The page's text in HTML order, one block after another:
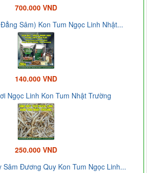
700.000 VND
Sâm) Kon Tum Ngọc Linh Nhật...
140.000 VND
Ngọc Linh Kon Tum Nhật Trường
250.000 VND
Sâm Đương Quy Kon Tum Ngọc Linh...